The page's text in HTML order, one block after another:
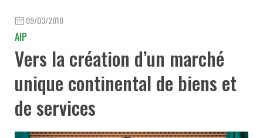
09/03/2018
AIP
Vers la création d’un marché
unique continental de biens et
de services